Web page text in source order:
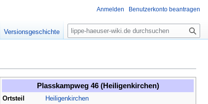
Plasskampweg 46 (Heiligenkirchen)
Ortsteil
Heiligenkirchen
Anmelden Benutzerkonto beantragen
Versionsgeschichte
S
u
e